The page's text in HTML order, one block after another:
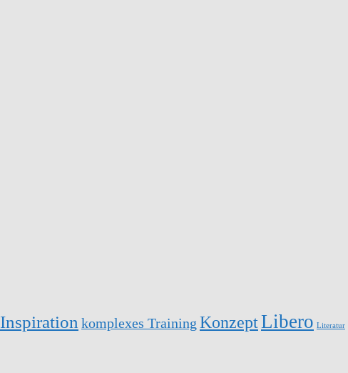
Inspiration komplexes Training KonzeptLibero Literatur